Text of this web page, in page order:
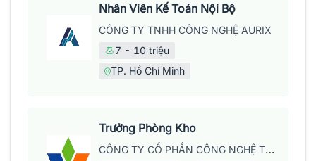
Nhân Viên Kế Toán Nội Bộ
CÔNG TY TNHH CÔNG NGHỆ AURIX
7 - 10 triệu
TP. Hồ Chí Minh
Trưởng Phòng Kho
CÔNG TY CỔ PHẦN CÔNG NGHỆ TECOMEN